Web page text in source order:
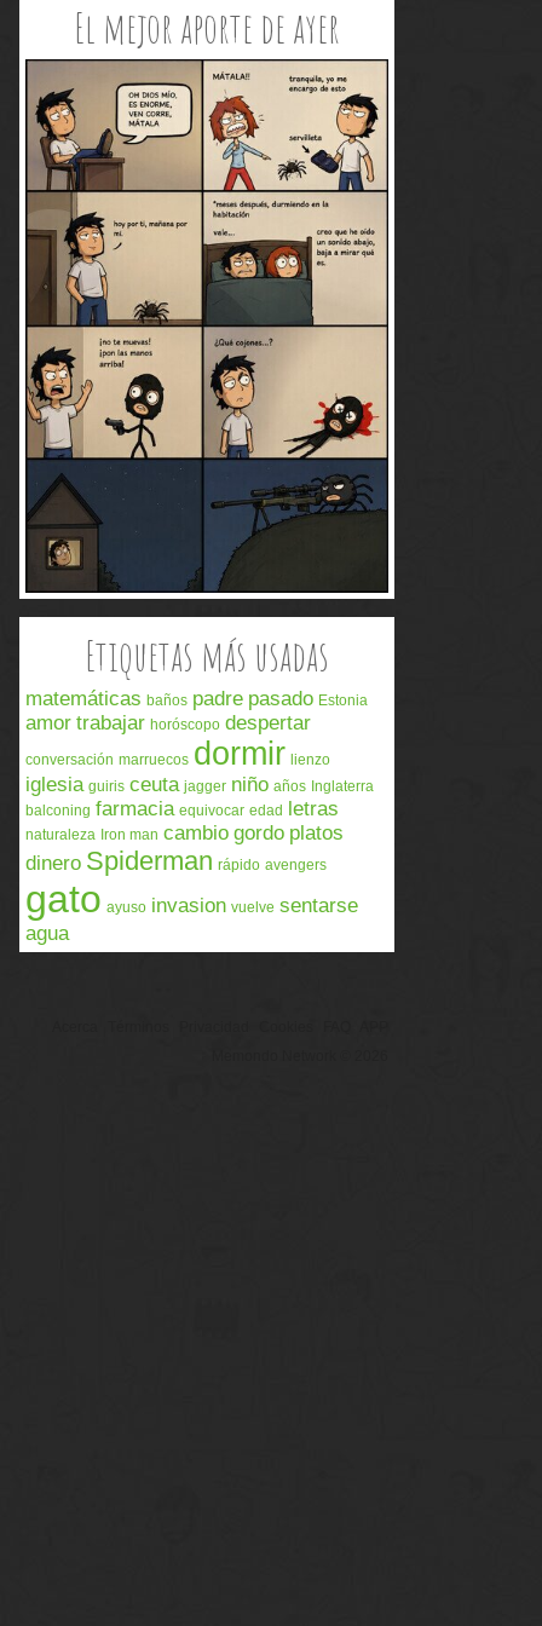
El mejor aporte de ayer
Etiquetas más usadas
matemáticas baños padre pasado Estonia
amor trabajar horóscopo despertar
conversación marruecos dormir lienzo
iglesia guiris ceuta jagger niño años Inglaterra
balconing farmacia equivocar edad letras
naturaleza Iron man cambio gordo platos
dinero Spiderman rápido avengers
gato ayuso invasion vuelve sentarse
agua